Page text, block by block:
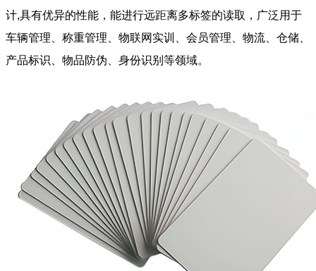
计,具有优异的性能，能进行远距离多标签的读取，广泛用于
车辆管理、称重管理、物联网实训、会员管理、物流、仓储、
产品标识、物品防伪、身份识别等领域。